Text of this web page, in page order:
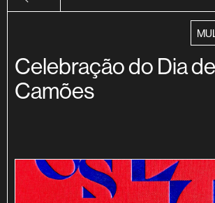
Celebração do Dia de
Camões